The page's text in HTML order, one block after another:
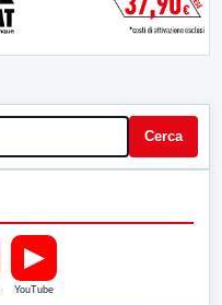
Cerca
▶
YouTube